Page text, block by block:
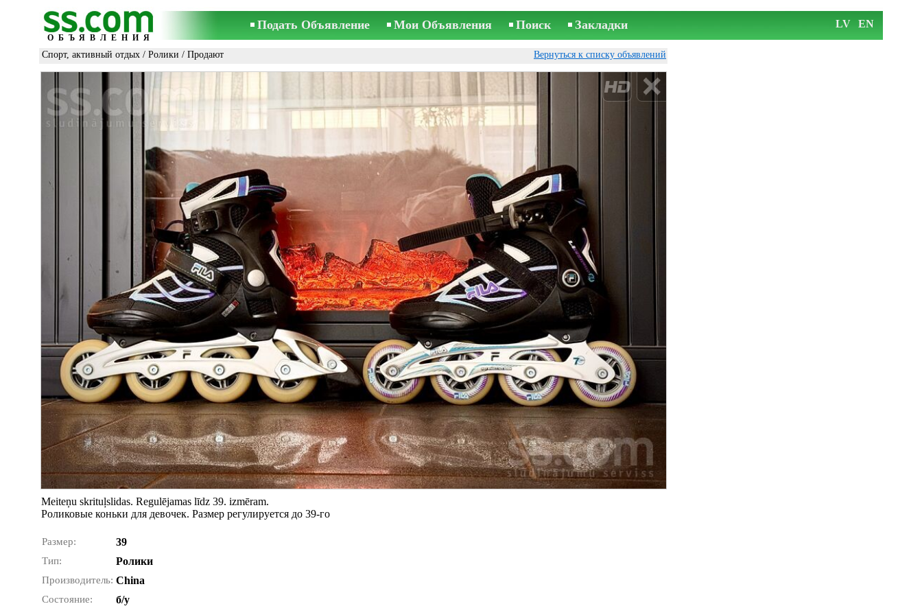
ОБЪЯВЛЕНИЯ
Подать Объявление Мои Объявления Поиск Закладки LV EN
Спорт, активный отдых / Ролики / Продают Вернуться к списку объявлений
Meiteņu skrituļslidas. Regulējamas līdz 39. izmēram.
Роликовые коньки для девочек. Размер регулируется до 39-го
Размер: 39
Тип: Ролики
Производитель: China
Состояние: б/у